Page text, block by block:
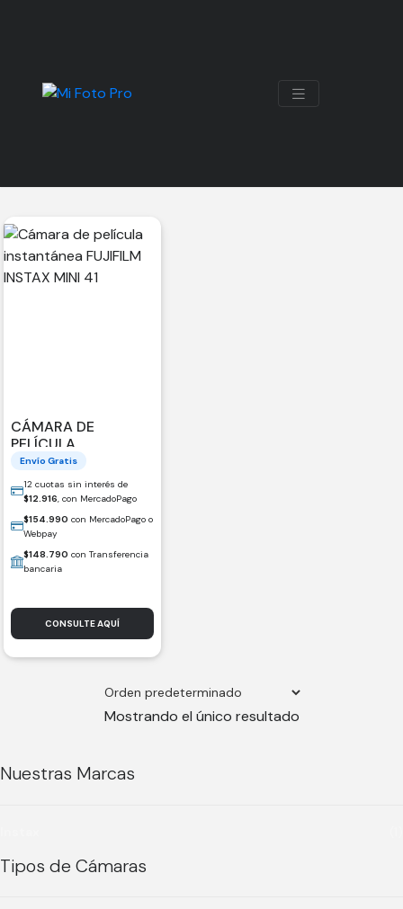
CÁMARA DE
PELÍCULA
INSTANTÁNEA
FUJIFILM INSTAX
MINI 41
Envío Gratis
12 cuotas sin interés de
$12.916, con MercadoPago
$154.990 con MercadoPago o
Webpay
$148.790 con Transferencia
bancaria
CONSULTE AQUÍ
Mostrando el único resultado
Nuestras Marcas
Tipos de Cámaras